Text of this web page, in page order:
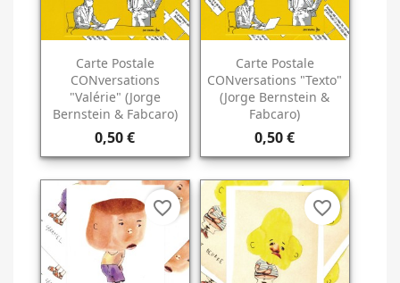
Carte Postale
CONversations
"Valérie" (Jorge
Bernstein & Fabcaro)
0,50 €
Carte Postale
CONversations "Texto"
(Jorge Bernstein &
Fabcaro)
0,50 €
favorite_border favorite_border